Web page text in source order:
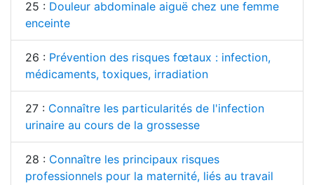
25 : Douleur abdominale aiguë chez une femme
enceinte
26 : Prévention des risques fœtaux : infection,
médicaments, toxiques, irradiation
27 : Connaître les particularités de l'infection
urinaire au cours de la grossesse
28 : Connaître les principaux risques
professionnels pour la maternité, liés au travail